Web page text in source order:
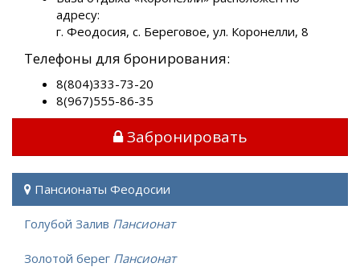
адресу:
г. Феодосия, с. Береговое, ул. Коронелли, 8
Телефоны для бронирования:
8(804)333-73-20
8(967)555-86-35
Забронировать
Пансионаты Феодосии
Голубой Залив Пансионат
Золотой берег Пансионат